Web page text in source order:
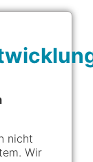
nicht
Wir